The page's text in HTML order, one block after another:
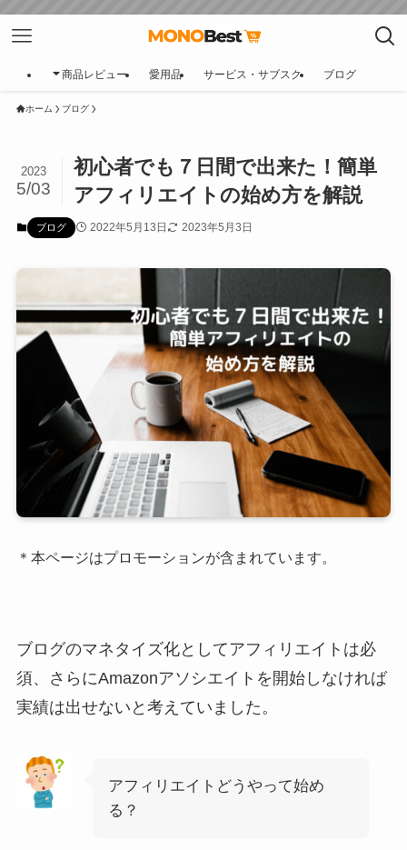
商品レビュー 愛用品 サービス・サブスク ブログ
ホーム ブログ
初心者でも７日間で出来た！簡単
アフィリエイトの始め方を解説
2023
5/03
ブログ 2022年5月13日 2023年5月3日
＊本ページはプロモーションが含まれています。
ブログのマネタイズ化としてアフィリエイトは必
須、さらにAmazonアソシエイトを開始しなければ
実績は出せないと考えていました。
アフィリエイトどうやって始め
る？